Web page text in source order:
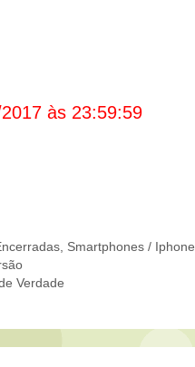
às 23:59:59
Smartphones / Iphone
Verdade